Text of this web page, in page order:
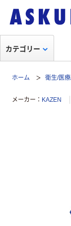
カテゴリー
ホーム 衛生/医
メーカー KAZEN